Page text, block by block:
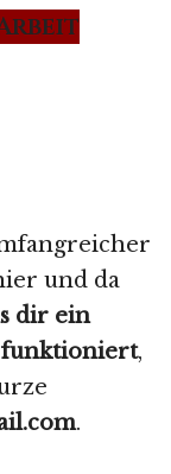
und da
dir ein
funktioniert,
.